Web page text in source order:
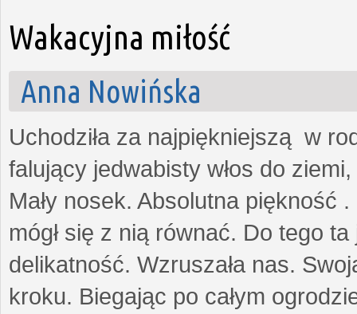
Wakacyjna miłość
Anna Nowińska
Uchodziła za najpiękniejszą w
falujący jedwabisty włos do
Mały nosek. Absolutna piękność
mógł się z nią równać. Do tego
delikatność. Wzruszała nas.
kroku. Biegając po całym